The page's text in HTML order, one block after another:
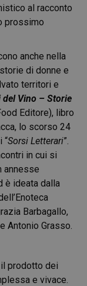
al racconto
prossimo
anche nella
di donne e
territori e
del Vino – Storie
Editore), libro
lo scorso 24
“Sorsi Letterari”.
in cui si
annesse
è ideata dalla
Barbagallo,
Antonio Grasso.
prodotto dei
e vivace.